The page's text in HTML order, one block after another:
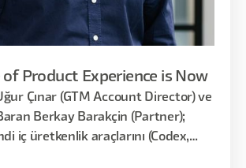
of Product Experience is Now
Çınar (GTM Account Director) ve
Berkay Barakçin (Partner);
iç üretkenlik araçlarını (Codex,